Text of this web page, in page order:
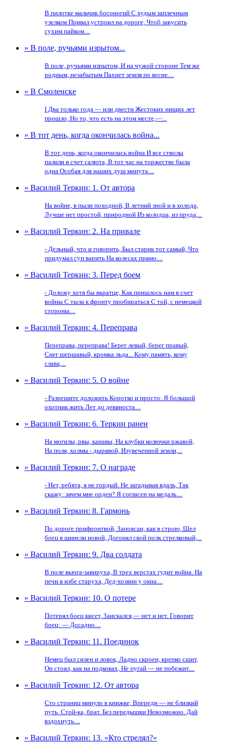
В пилотке мальчик босоногий С худым заплечным
узелком Привал устроил на дороге, Чтоб закусить
сухим пайком....
» В поле, ручьями изрытом...
В поле, ручьями изрытом, И на чужой стороне Тем же
родным, незабытым Пахнет земля по весне....
» В Смоленске
I Два только года — или двести Жестоких нищих лет
прошло, Но то, что есть на этом месте,—...
» В тот день, когда окончилась война...
В тот день, когда окончилась война И все стволы
палили в счет салюта, В тот час на торжестве была
одна Особая для наших душ минута....
» Василий Теркин: 1. От автора
На войне, в пыли походной, В летний зной и в холода,
Лучше нет простой, природной Из колодца, из пруда,...
» Василий Теркин: 2. На привале
- Дельный, что и говорить, Был старик тот самый, Что
придумал суп варить На колесах прямо....
» Василий Теркин: 3. Перед боем
- Доложу хотя бы вкратце, Как пришлось нам в счет
войны С тыла к фронту пробираться С той, с немецкой
стороны....
» Василий Теркин: 4. Переправа
Переправа, переправа! Берег левый, берег правый,
Снег шершавый, кромка льда... Кому память, кому
слава,...
» Василий Теркин: 5. О войне
- Разрешите доложить Коротко и просто: Я большой
охотник жить Лет до девяноста....
» Василий Теркин: 6. Теркин ранен
На могилы, рвы, канавы, На клубки колючки ржавой,
На поля, холмы - дырявой, Изувеченной земли,...
» Василий Теркин: 7. О награде
- Нет, ребята, я не гордый. Не загадывая вдаль, Так
скажу: зачем мне орден? Я согласен на медаль....
» Василий Теркин: 8. Гармонь
По дороге прифронтвой, Запоясан, как в строю, Шел
боец в шинели новой, Догонял свой полк стрелковый,...
» Василий Теркин: 9. Два солдата
В поле вьюга-завируха, В трех верстах гудит война. На
печи в избе старуха, Дед-хозяин у окна....
» Василий Теркин: 10. О потере
Потерял боец кисет, Заискался,— нет и нет. Говорит
боец: — Досадно....
» Василий Теркин: 11. Поединок
Немец был силен и ловок, Ладно скроен, крепко сшит,
Он стоял, как на подковах, Не пугай — не побежит....
» Василий Теркин: 12. От автора
Сто страниц минуло в книжке, Впереди — не близкий
путь. Стой-ка, брат. Без передышки Невозможно. Дай
вздохнуть....
» Василий Теркин: 13. «Кто стрелял?»